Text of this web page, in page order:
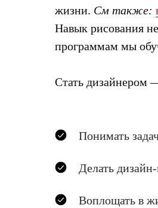
жизни. См также:
Навык рисования
программам мы
Стать дизайнером
Понимать
Делать
Воплощать в